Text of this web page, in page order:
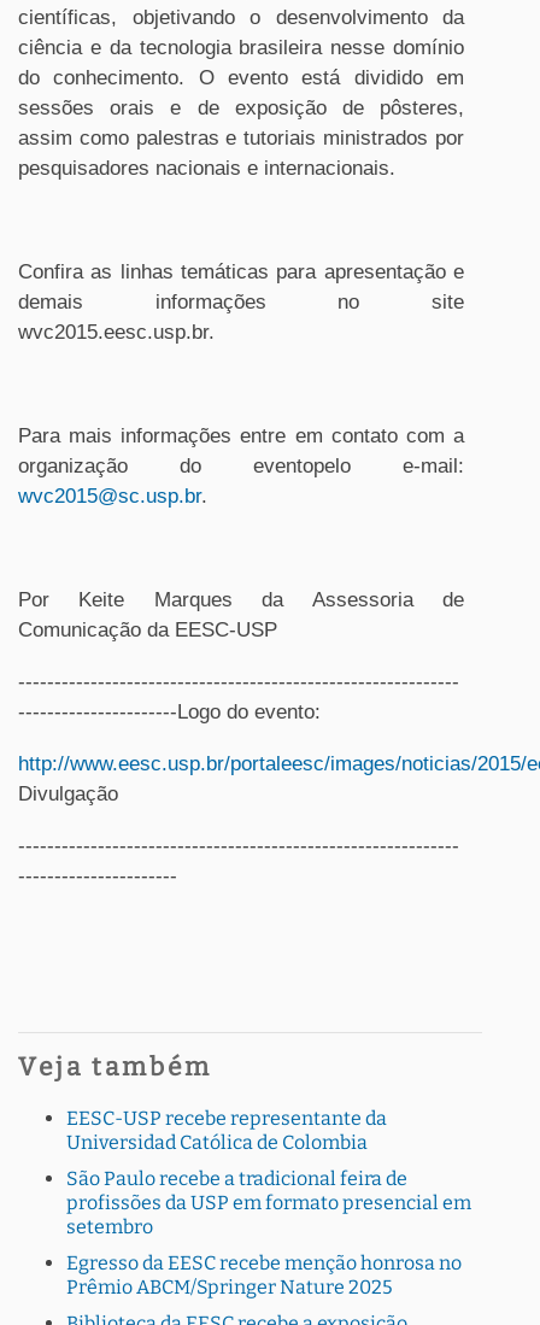
científicas, objetivando o desenvolvimento da
ciência e da tecnologia brasileira nesse domínio
do conhecimento. O evento está dividido em
sessões orais e de exposição de pôsteres,
assim como palestras e tutoriais ministrados por
pesquisadores nacionais e internacionais.
Confira as linhas temáticas para apresentação e
demais informações no site
wvc2015.eesc.usp.br.
Para mais informações entre em contato com a
organização do eventopelo e-mail:
wvc2015@sc.usp.br.
Por Keite Marques da Assessoria de
Comunicação da EESC-USP
-------------------------------------------------------------
----------------------Logo do evento:
http://www.eesc.usp.br/portaleesc/images/noticias/2015/
Divulgação
-------------------------------------------------------------
----------------------
Veja também
EESC-USP recebe representante da
Universidad Católica de Colombia
São Paulo recebe a tradicional feira de
profissões da USP em formato presencial em
setembro
Egresso da EESC recebe menção honrosa no
Prêmio ABCM/Springer Nature 2025